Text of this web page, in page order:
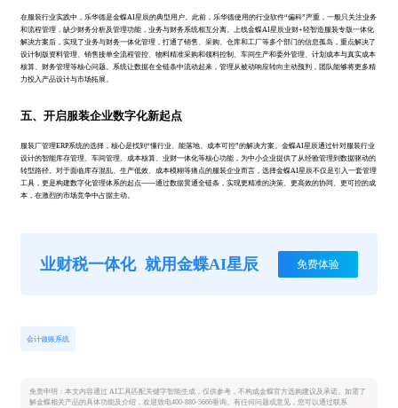
在服装行业实践中，乐华德是金蝶AI星辰的典型用户。此前，乐华德使用的行业软件“偏科”严重，一般只关注业务
和流程管理，缺少财务分析及管理功能，业务与财务系统相互分离。上线金蝶AI星辰业财+轻智造服装专版一体化
解决方案后，实现了业务与财务一体化管理，打通了销售、采购、仓库和工厂等多个部门的信息孤岛，重点解决了
设计制版资料管理、销售接单全流程管控、物料精准采购和领料控制、车间生产和委外管理、计划成本与真实成本
核算、财务管理等核心问题。系统让数据在全链条中流动起来，管理从被动响应转向主动预判，团队能够将更多精
力投入产品设计与市场拓展。
五、开启服装企业数字化新起点
服装厂管理ERP系统的选择，核心是找到“懂行业、能落地、成本可控”的解决方案。金蝶AI星辰通过针对服装行业
设计的智能库存管理、车间管理、成本核算、业财一体化等核心功能，为中小企业提供了从经验管理到数据驱动的
转型路径。对于面临库存混乱、生产低效、成本模糊等痛点的服装企业而言，选择金蝶AI星辰不仅是引入一套管理
工具，更是构建数字化管理体系的起点——通过数据贯通全链条，实现更精准的决策、更高效的协同、更可控的成
本，在激烈的市场竞争中占据主动。
业财税一体化 就用金蝶AI星辰 免费体验
会计做账系统
免责申明：本文内容通过 AI工具匹配关键字智能生成，仅供参考，不构成金蝶官方选购建议及承诺。如需了
解金蝶相关产品的具体功能及介绍，欢迎致电400-880-5666垂询。有任何问题或意见，您可以通过联系